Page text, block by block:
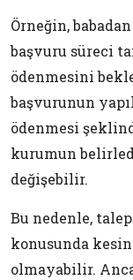
Örneğin,
başvuru süreci
ödenmesini
başvurunun
ödenmesi
kurumun
değişebilir.
Bu nedenle,
konusunda
olmayabilir.